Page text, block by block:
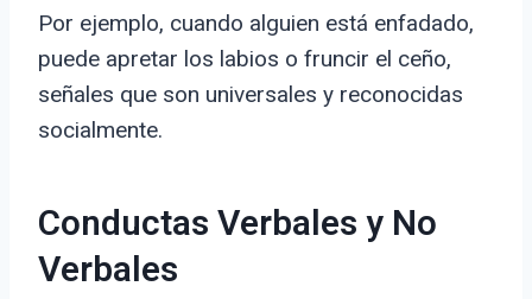
Por ejemplo, cuando alguien está enfadado,
puede apretar los labios o fruncir el ceño,
señales que son universales y reconocidas
socialmente.
Conductas Verbales y No
Verbales